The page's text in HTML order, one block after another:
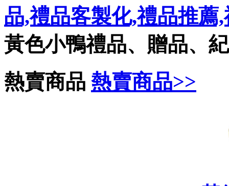
品,禮品客製化,禮品推薦
黃色小鴨禮品、贈品、
熱賣商品 熱賣商品>>